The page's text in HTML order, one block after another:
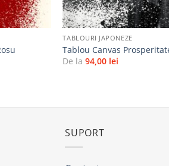
+
TABLOURI JAPONEZE
Tablou Canvas
De la94,00 lei
SUPORT